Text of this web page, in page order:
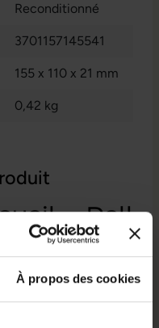
À propos des cookies
Dell
C –
et
vos
Reconditionné
3701157145541
155 x 110 x 21 mm
0,42 kg